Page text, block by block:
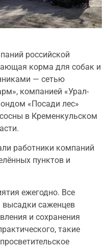
российской
корма для собак и
— сетью
компанией «Урал-
«Посади лес»
в Кременкульском
работники компаний
пунктов и
ежегодно. Все
высадки саженцев
и сохранения
такие